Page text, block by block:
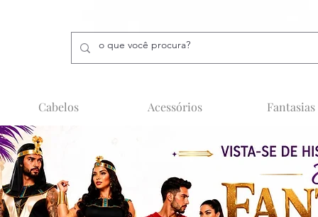
Cabelos Acessórios Fantasias